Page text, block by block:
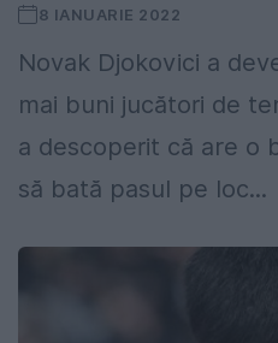
8 IANUARIE 2022
Novak Djokovici a
mai buni jucători de
a descoperit că are o
să bată pasul pe loc...